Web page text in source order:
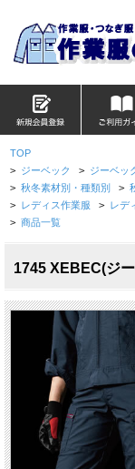
TOP
> ジーベック > ジーベッ
> 秋冬素材別・種類別 >
> レディス作業服 > レデ
> 商品一覧
1745 XEBEC(ジ